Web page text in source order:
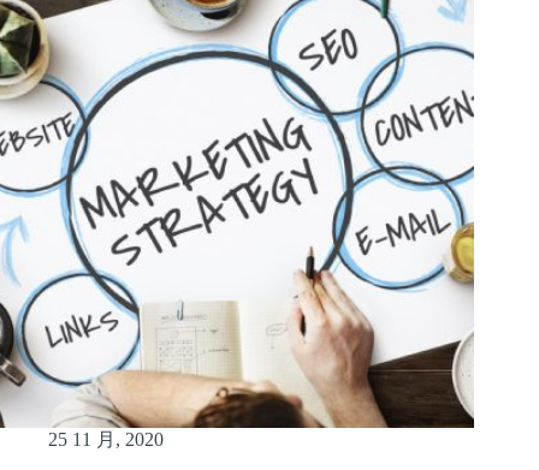
25 11 月, 2020